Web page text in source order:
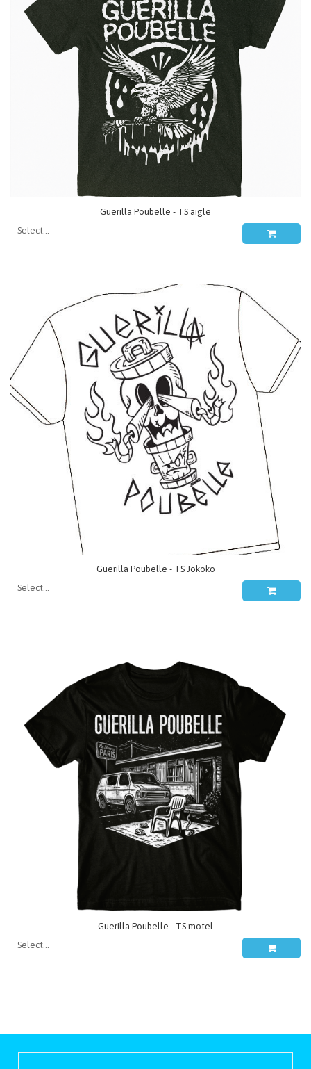
Guerilla Poubelle - TS aigle
Guerilla Poubelle - TS Jokoko
Guerilla Poubelle - TS motel